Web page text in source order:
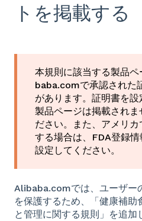
トを掲載する
本規則に該当する製品
baba.comで承認された
があります。証明書を設
製品ページは掲載されま
ださい。また、アメリ
する場合は、FDA登録
設定してください。
Alibaba.comでは、ユーザー
を保護するため、「健康補
と管理に関する規則」を追加